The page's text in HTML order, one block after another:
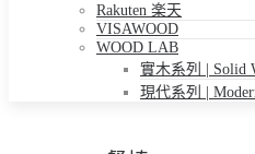
Rakuten 楽天
VISAWOOD
WOOD LAB
實木系列 | Solid
現代系列 |